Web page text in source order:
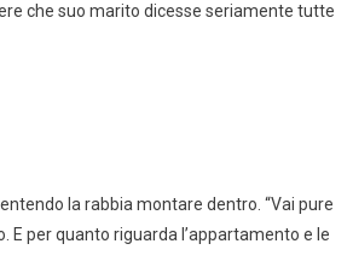
che suo marito dicesse seriamente tutte
la rabbia montare dentro. “Vai pure
E per quanto riguarda l’appartamento e le